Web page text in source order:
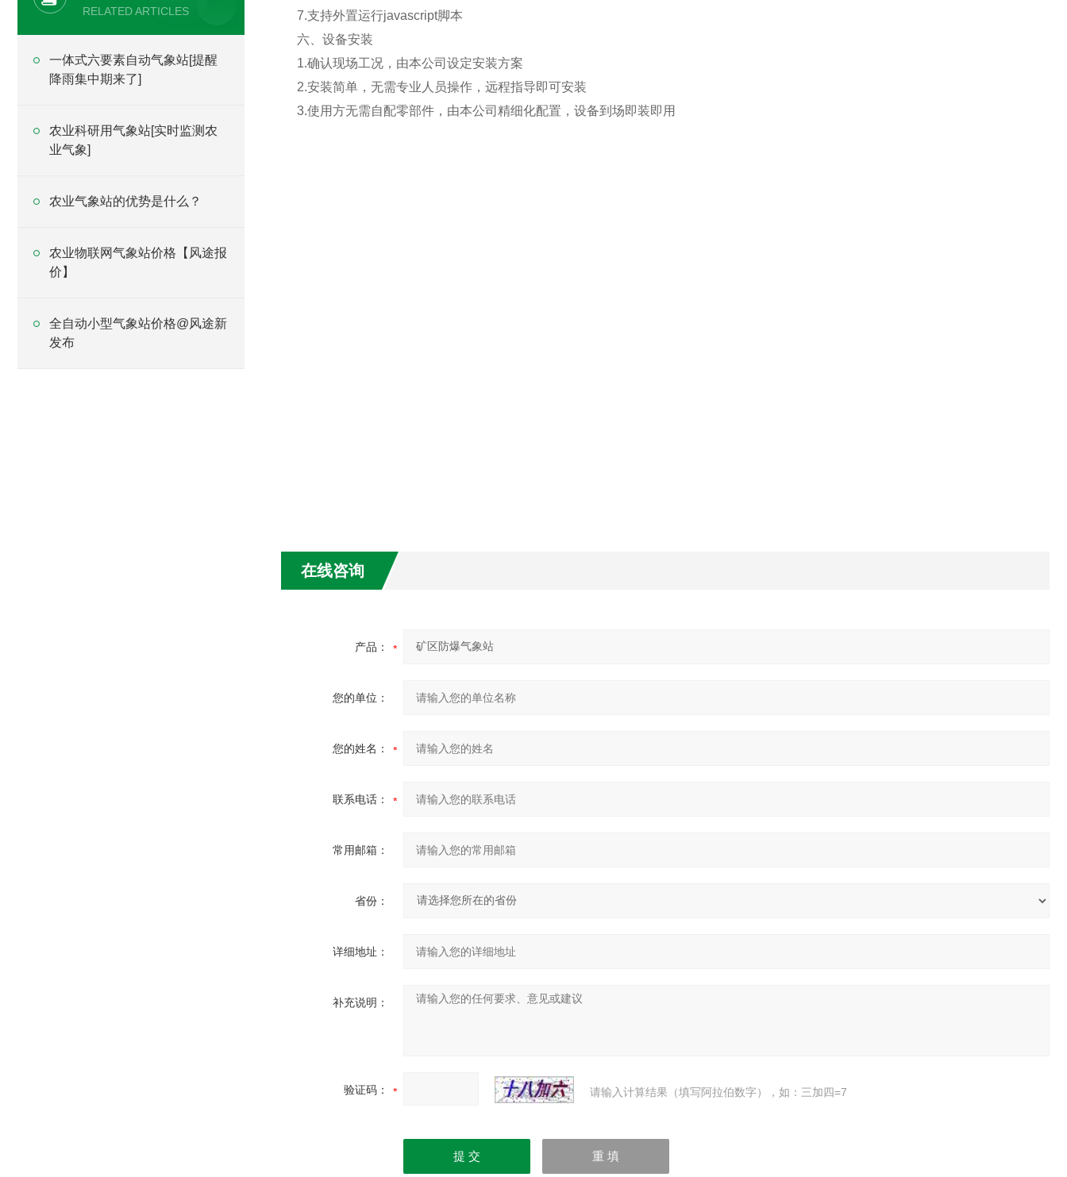
RELATED ARTICLES
一体式六要素自动气象站[提醒
降雨集中期来了]
农业科研用气象站[实时监测农
业气象]
农业气象站的优势是什么？
农业物联网气象站价格【风途报
价】
全自动小型气象站价格@风途新
发布
7.支持外置运行javascript脚本
六、设备安装
1.确认现场工况，由本公司设定安装方案
2.安装简单，无需专业人员操作，远程指导即可安装
3.使用方无需自配零部件，由本公司精细化配置，设备到场即装即用
在线咨询
产品：
您的单位：
您的姓名：
联系电话：
常用邮箱：
省份：
详细地址：
补充说明：
验证码： 请输入计算结果（填写阿拉伯数字），如：三加四=7